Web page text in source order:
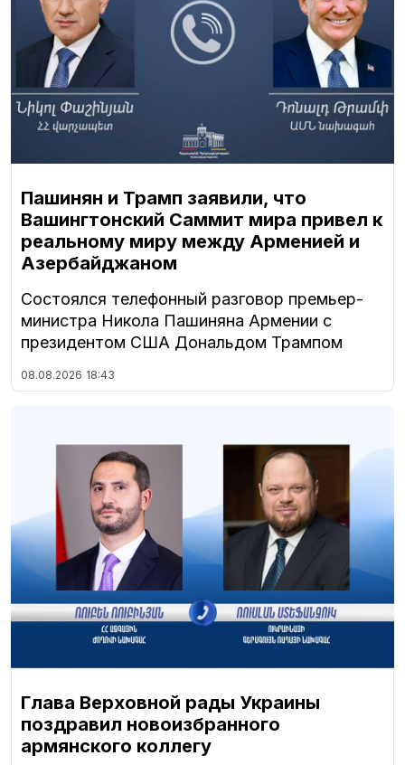
Пашинян и Трамп заявили, что
Вашингтонский Саммит мира привел к
реальному миру между Арменией и
Азербайджаном
Состоялся телефонный разговор премьер-
министра Никола Пашиняна Армении с
президентом США Дональдом Трампом
08.08.2026 18:43
Глава Верховной рады Украины
поздравил новоизбранного
армянского коллегу